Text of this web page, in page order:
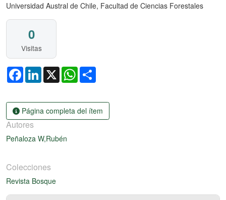
Universidad Austral de Chile, Facultad de Ciencias Forestales
0
Visitas
FacebookLinkedIn
X WhatsApp
Página completa del ítem
Autores
Peñaloza W,Rubén
Colecciones
Revista Bosque